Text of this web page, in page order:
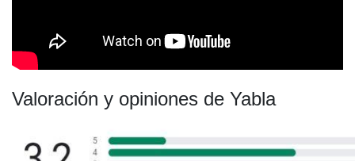
Valoración y opiniones de Yabla